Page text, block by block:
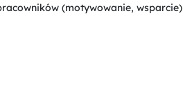
(motywowanie, wsparcie)